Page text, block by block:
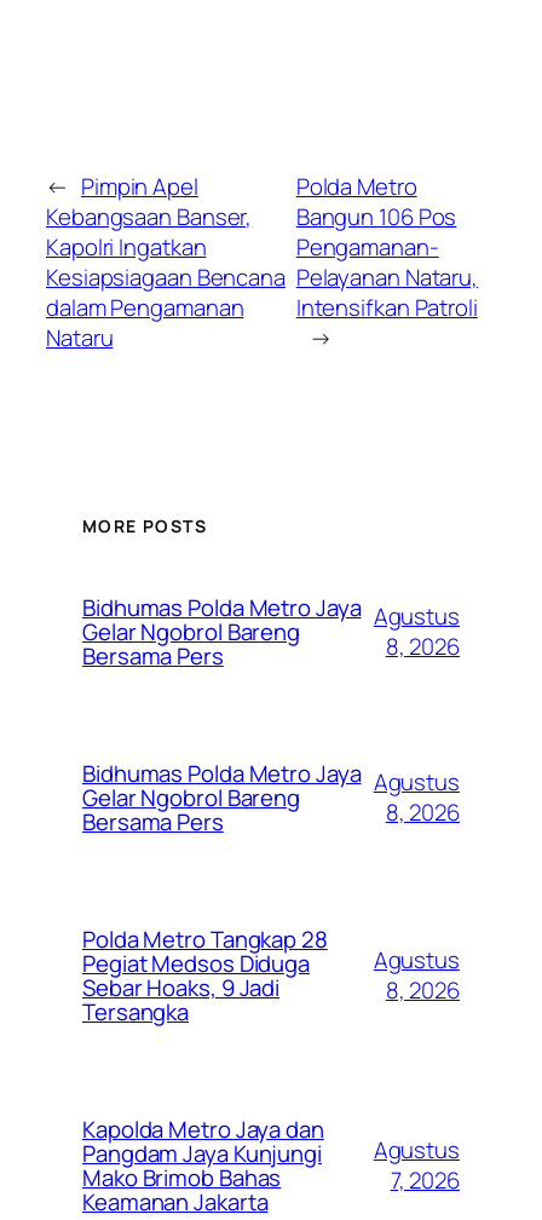
← Pimpin Apel
Kebangsaan Banser,
Kapolri Ingatkan
Kesiapsiagaan Bencana
dalam Pengamanan
Nataru
Polda Metro
Bangun 106 Pos
Pengamanan-
Pelayanan Nataru,
Intensifkan Patroli
→
MORE POSTS
Bidhumas Polda Metro Jaya
Gelar Ngobrol Bareng
Bersama Pers
Agustus
8, 2026
Bidhumas Polda Metro Jaya
Gelar Ngobrol Bareng
Bersama Pers
Agustus
8, 2026
Polda Metro Tangkap 28
Pegiat Medsos Diduga
Sebar Hoaks, 9 Jadi
Tersangka
Agustus
8, 2026
Kapolda Metro Jaya dan
Pangdam Jaya Kunjungi
Mako Brimob Bahas
Keamanan Jakarta
Agustus
7, 2026